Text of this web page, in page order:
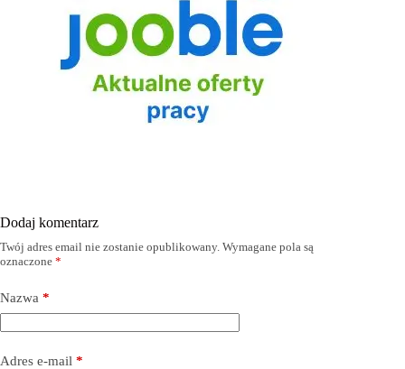
Dodaj komentarz
Twój adres email nie zostanie opublikowany. Wymagane pola są
oznaczone *
Nazwa *
Adres e-mail *